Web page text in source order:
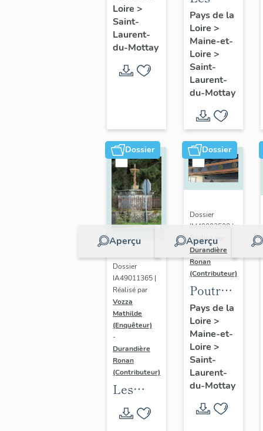
présentation
de la
commune
Loire >
Saint-
Laurent-
du-Mottay
moulins
de la
commune
de
Saint-
Laurent-
du-
Mottay
Pays de la
Loire >
Maine-et-
Loire >
Saint-
Laurent-
du-Mottay
Dossier
Aperçu
Dossier
IA49011365 |
Réalisé par
Vozza
Mathilde
(Enquêteur)
-
Durandière
Ronan
(Contributeur)
Les
croix
monumentales
Dossier
Aperçu
Dossier
IM49002598 |
Réalisé par
Durandière
Ronan
(Contributeur)
Poutre
sculptée
du logis
de la
Prévôté
Pays de la
Loire >
Maine-et-
Loire >
Saint-
Laurent-
du-Mottay